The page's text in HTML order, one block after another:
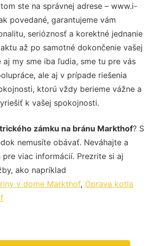
ste na správnej adrese – www.i-
povedané, garantujeme vám
serióznosť a korektné jednanie
až po samotné dokončenie vašej
aj my sme iba ľudia, sme tu pre vás
ale aj v prípade riešenia
ktorú vždy berieme vážne a
k vašej spokojnosti.
zámku na bránu Markthof? S
nemusíte obávať. Neváhajte a
viac informácií. Prezrite si aj
ako napríklad
v dome Markthof, Oprava kotla